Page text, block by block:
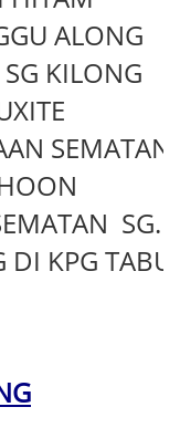
ALONG
KILONG
SEMATAN
SG.
DI KPG